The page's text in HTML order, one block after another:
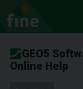
GEO5
Online Help